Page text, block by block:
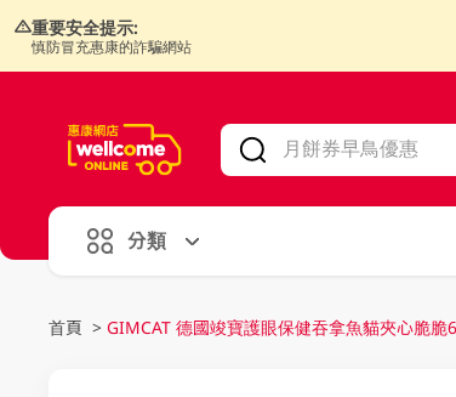
重要安全提示:
慎防冒充惠康的詐騙網站
分類
首頁 > GIMCAT 德國竣寶護眼保健吞拿魚貓夾心脆脆